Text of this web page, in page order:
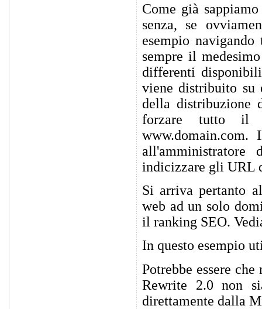
Come già
senza, se
esempio
sempre il
differenti
viene distribuito su
della distribuzione
forzare tutto il
indicizzare gli URL
Si arriva pertanto
web ad un solo
il ranking SEO.
In questo esempio
Potrebbe essere
Rewrite 2.0 non
direttamente dalla